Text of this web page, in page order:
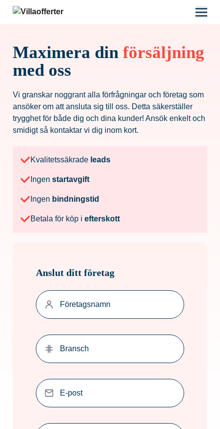
Maximera din försäljning
med oss
Vi granskar noggrant alla förfrågningar och företag som
ansöker om att ansluta sig till oss. Detta säkerställer
trygghet för både dig och dina kunder! Ansök enkelt och
smidigt så kontaktar vi dig inom kort.
Kvalitetssäkrade leads
Ingen startavgift
Ingen bindningstid
Betala för köp i efterskott
Anslut ditt företag
Företagsnamn(Obligatoriskt)
Bransch(Obligatoriskt)
E-
post(Obligatoriskt)
Telefon(Obligatoriskt)